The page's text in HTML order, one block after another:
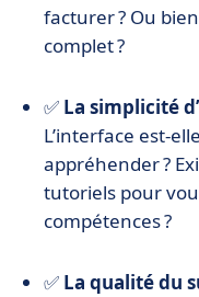
facturer ? Ou
complet ?
✅ La simplicité
L’interface est-
appréhender ?
tutoriels pour
compétences ?
✅ La qualité du